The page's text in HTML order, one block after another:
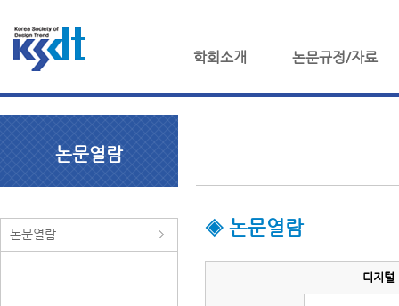
학회소개 논문규정/자료
논문열람
논문열람 ◈ 논문열람
디지